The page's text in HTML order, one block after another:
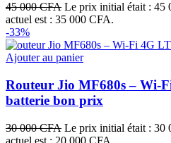
45 000CFA Le prix initial était : 45
actuel est : 35 000 CFA.
-33%
Ajouter au panier
Routeur Jio MF680s –
batterie bon prix
30 000CFA Le prix initial était : 30
actuel est : 20 000 CFA.